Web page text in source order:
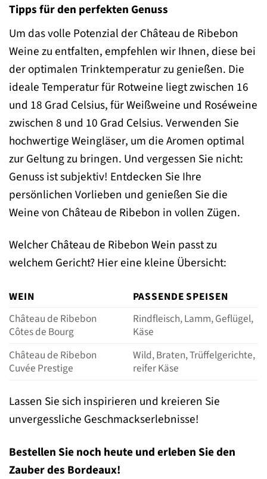
Tipps für den perfekten Genuss
Um das volle Potenzial der Château de Ribebon
Weine zu entfalten, empfehlen wir Ihnen, diese bei
der optimalen Trinktemperatur zu genießen. Die
ideale Temperatur für Rotweine liegt zwischen 16
und 18 Grad Celsius, für Weißweine und Roséweine
zwischen 8 und 10 Grad Celsius. Verwenden Sie
hochwertige Weingläser, um die Aromen optimal
zur Geltung zu bringen. Und vergessen Sie nicht:
Genuss ist subjektiv! Entdecken Sie Ihre
persönlichen Vorlieben und genießen Sie die
Weine von Château de Ribebon in vollen Zügen.
Welcher Château de Ribebon Wein passt zu
welchem Gericht? Hier eine kleine Übersicht:
WEIN
PASSENDE SPEISEN
Château de Ribebon
Côtes de Bourg
Rindfleisch, Lamm, Geflügel,
Käse
Château de Ribebon
Cuvée Prestige
Wild, Braten, Trüffelgerichte,
reifer Käse
Lassen Sie sich inspirieren und kreieren Sie
unvergessliche Geschmackserlebnisse!
Bestellen Sie noch heute und erleben Sie den
Zauber des Bordeaux!